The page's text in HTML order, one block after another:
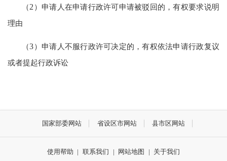
（2 ）申请人在申请行政许可申请被驳回的，有权要求说明
理由
（3）申请人不服行政许可决定的，有权依法申请行政复议
或者提起行政诉讼
国家部委网站 省设区市网站 县市区网站
使用帮助 | 联系我们 | 网站地图 | 关于我们